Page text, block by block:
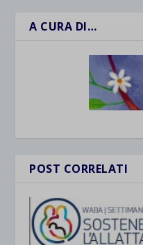
A CURA DI…
POST CORRELATI